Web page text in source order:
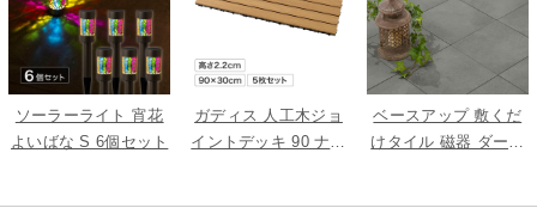
ソーラーライト 宵花
よいばな S 6個セット
ガディス 人工木ジョ
イントデッキ 90 ナチ
ベースアップ 敷くだ
けタイル 磁器 ダーク